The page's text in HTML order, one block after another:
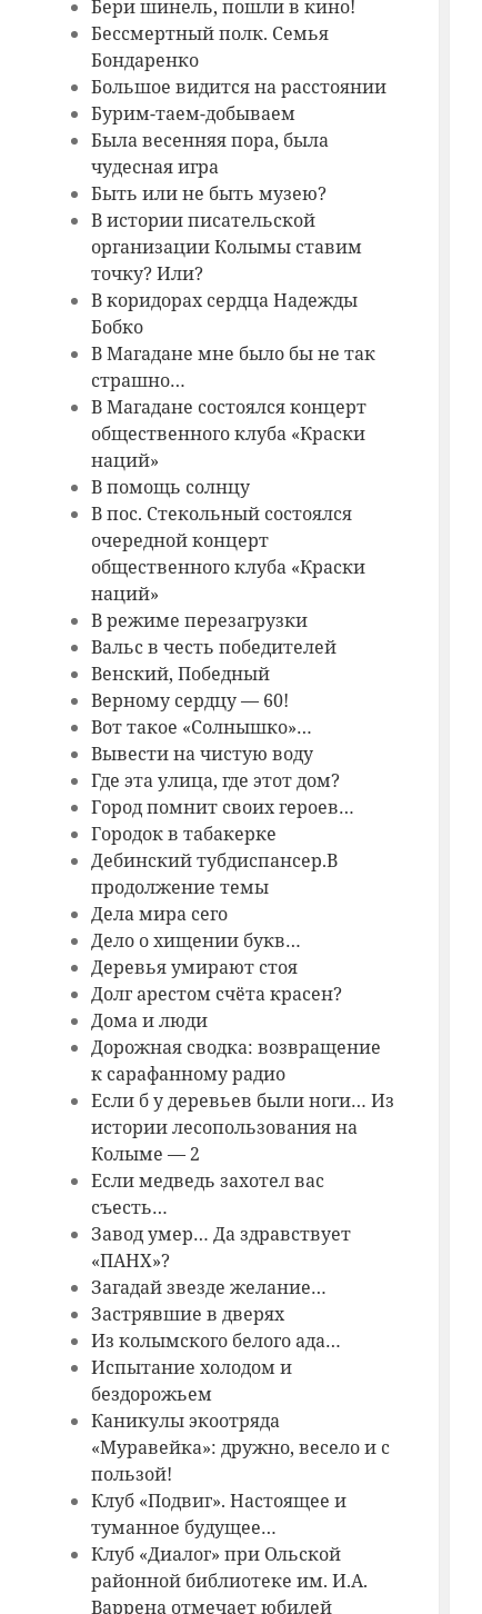
Бери шинель, пошли в кино!
Бессмертный полк. Семья
Бондаренко
Большое видится на расстоянии
Бурим-таем-добываем
Была весенняя пора, была
чудесная игра
Быть или не быть музею?
В истории писательской
организации Колымы ставим
точку? Или?
В коридорах сердца Надежды
Бобко
В Магадане мне было бы не так
страшно…
В Магадане состоялся концерт
общественного клуба «Краски
наций»
В помощь солнцу
В пос. Стекольный состоялся
очередной концерт
общественного клуба «Краски
наций»
В режиме перезагрузки
Вальс в честь победителей
Венский, Победный
Верному сердцу — 60!
Вот такое «Солнышко»…
Вывести на чистую воду
Где эта улица, где этот дом?
Город помнит своих героев…
Городок в табакерке
Дебинский тубдиспансер.В
продолжение темы
Дела мира сего
Дело о хищении букв…
Деревья умирают стоя
Долг арестом счёта красен?
Дома и люди
Дорожная сводка: возвращение
к сарафанному радио
Если б у деревьев были ноги… Из
истории лесопользования на
Колыме — 2
Если медведь захотел вас
съесть…
Завод умер… Да здравствует
«ПАНХ»?
Загадай звезде желание…
Застрявшие в дверях
Из колымского белого ада…
Испытание холодом и
бездорожьем
Каникулы экоотряда
«Муравейка»: дружно, весело и с
пользой!
Клуб «Подвиг». Настоящее и
туманное будущее…
Клуб «Диалог» при Ольской
районной библиотеке им. И.А.
Варрена отмечает юбилей